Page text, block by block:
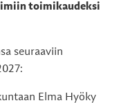
toimikaudeksi
seuraaviin
Elma Hyöky